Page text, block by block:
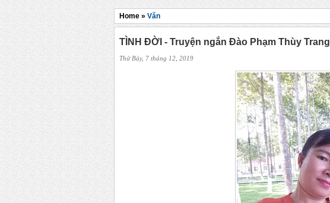
Home » Văn
TÌNH ĐỜI - Truyện ngắn Đào Phạm Thùy Trang
Thứ Bảy, 7 tháng 12, 2019